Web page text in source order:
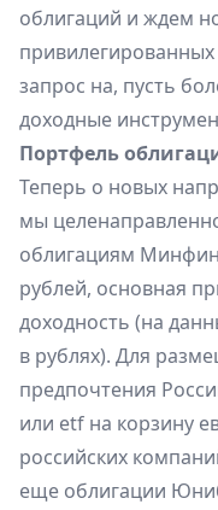
облигаций и ждем
запрос на, пусть
доходные
Портфель
Теперь о новых
мы
облигациям
рублей, основная
доходность (на
в рублях). Для
предпочтения
или etf на корзину
российских
еще облигации